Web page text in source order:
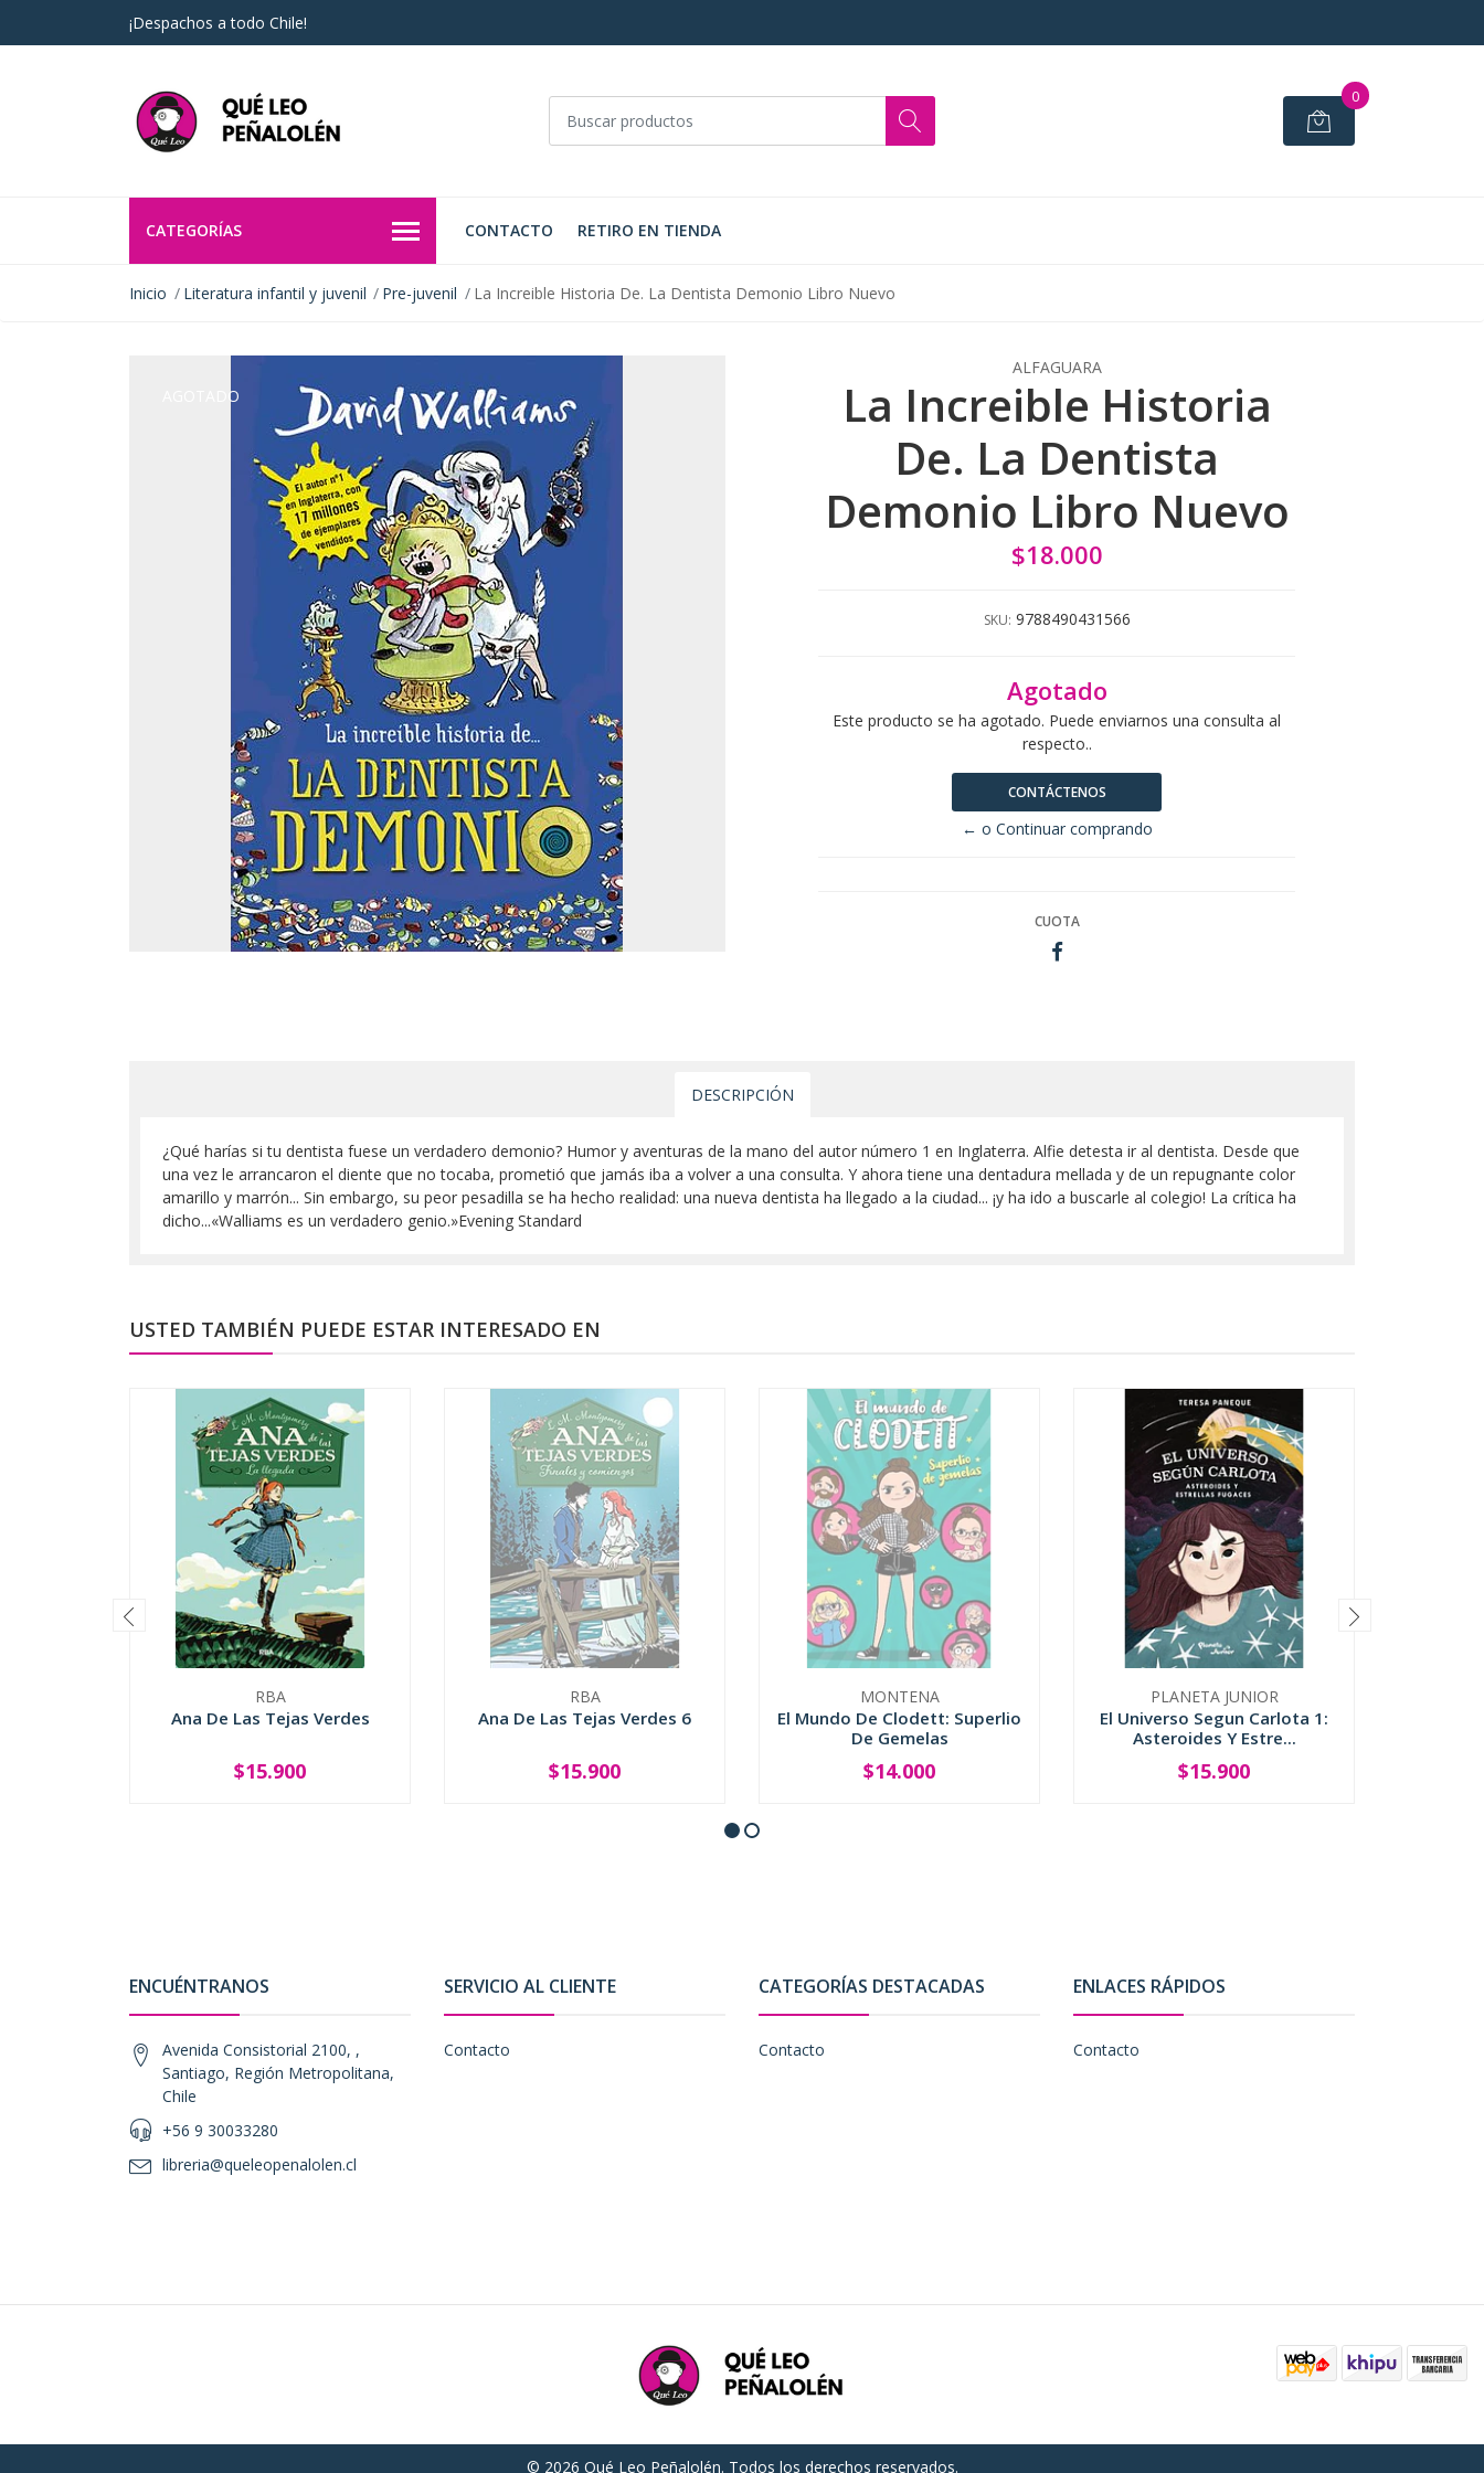
¡Despachos a todo Chile!
0
CATEGORÍAS CONTACTO RETIRO EN TIENDA
Inicio Literatura infantil y juvenil Pre-juvenil La Increible Historia De. La Dentista Demonio Libro Nuevo
AGOTADO
ALFAGUARA
La Increible Historia
De. La Dentista
Demonio Libro Nuevo
$18.000
SKU: 9788490431566
Agotado
Este producto se ha agotado. Puede enviarnos una consulta al
respecto..
CONTÁCTENOS
← o Continuar comprando
CUOTA
DESCRIPCIÓN
¿Qué harías si tu dentista fuese un verdadero demonio? Humor y aventuras de la mano del autor número 1 en Inglaterra. Alfie detesta ir al dentista. Desde que
una vez le arrancaron el diente que no tocaba, prometió que jamás iba a volver a una consulta. Y ahora tiene una dentadura mellada y de un repugnante color
amarillo y marrón... Sin embargo, su peor pesadilla se ha hecho realidad: una nueva dentista ha llegado a la ciudad... ¡y ha ido a buscarle al colegio! La crítica ha
dicho...«Walliams es un verdadero genio.»Evening Standard
USTED TAMBIÉN PUEDE ESTAR INTERESADO EN
RBA
Ana De Las Tejas Verdes
+
$15.900
RBA
Ana De Las Tejas Verdes 6
SOLD OUT
$15.900
MONTENA
El Mundo De Clodett: Superlio
De Gemelas
SOLD OUT
$14.000
PLANETA JUNIOR
El Universo Segun Carlota 1:
Asteroides Y Estre...
+
$15.900
ENCUÉNTRANOS
Avenida Consistorial 2100, ,
Santiago, Región Metropolitana,
Chile
+56 9 30033280
libreria@queleopenalolen.cl
SERVICIO AL CLIENTE
Contacto
CATEGORÍAS DESTACADAS
Contacto
ENLACES RÁPIDOS
Contacto
© 2026 Qué Leo Peñalolén. Todos los derechos reservados.